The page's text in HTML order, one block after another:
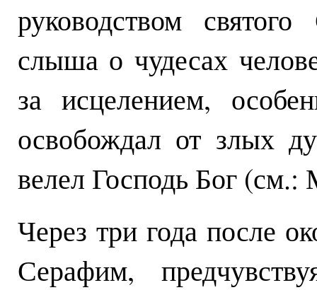
руководством
слыша о чудесах
за исцелением,
освобождал от злых
велел Господь Бог
Через три года после
Серафим,